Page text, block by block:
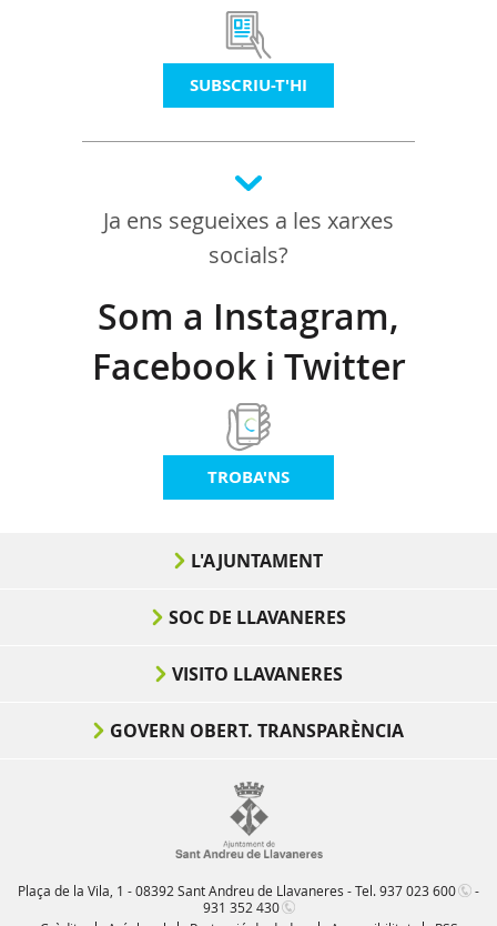
SUBSCRIU-T'HI
Ja ens segueixes a les xarxes
socials?
Som a Instagram,
Facebook i Twitter
TROBA'NS
L'AJUNTAMENT
SOC DE LLAVANERES
VISITO LLAVANERES
GOVERN OBERT. TRANSPARÈNCIA
Plaça de la Vila, 1 - 08392 Sant Andreu de Llavaneres - Tel.937 023 600
-
931 352 430